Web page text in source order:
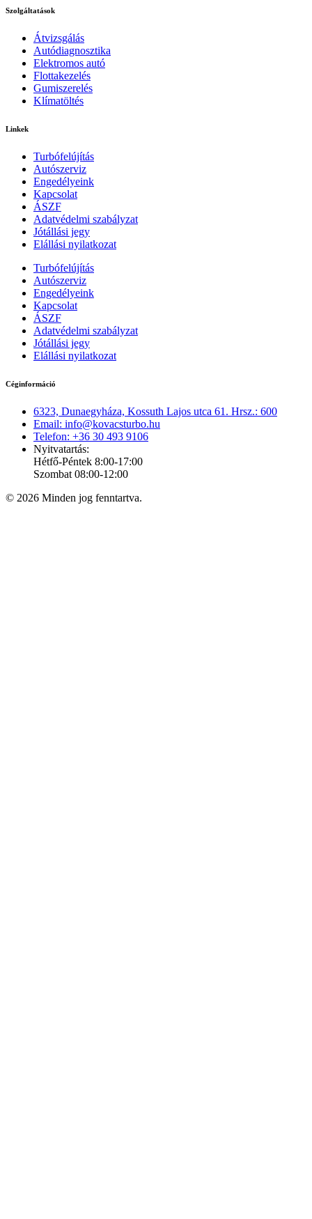
Szolgáltatások
Átvizsgálás
Autódiagnosztika
Elektromos autó
Flottakezelés
Gumiszerelés
Klímatöltés
Linkek
Turbófelújítás
Autószerviz
Engedélyeink
Kapcsolat
ÁSZF
Adatvédelmi szabályzat
Jótállási jegy
Elállási nyilatkozat
Turbófelújítás
Autószerviz
Engedélyeink
Kapcsolat
ÁSZF
Adatvédelmi szabályzat
Jótállási jegy
Elállási nyilatkozat
Céginformáció
6323, Dunaegyháza, Kossuth Lajos utca 61. Hrsz.: 600
Email: info@kovacsturbo.hu
Telefon: +36 30 493 9106
Nyitvatartás:
Hétfő-Péntek 8:00-17:00
Szombat 08:00-12:00
© 2026 Minden jog fenntartva.